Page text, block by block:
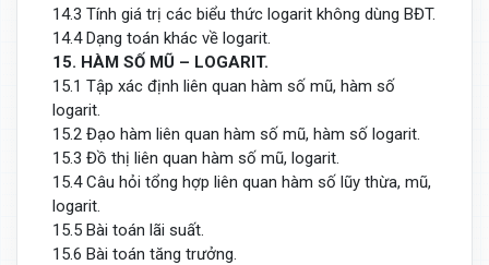
14.3 Tính giá trị các biểu thức logarit không dùng BĐT.
14.4 Dạng toán khác về logarit.
15. HÀM SỐ MŨ – LOGARIT.
15.1 Tập xác định liên quan hàm số mũ, hàm số
logarit.
15.2 Đạo hàm liên quan hàm số mũ, hàm số logarit.
15.3 Đồ thị liên quan hàm số mũ, logarit.
15.4 Câu hỏi tổng hợp liên quan hàm số lũy thừa, mũ,
logarit.
15.5 Bài toán lãi suất.
15.6 Bài toán tăng trưởng.